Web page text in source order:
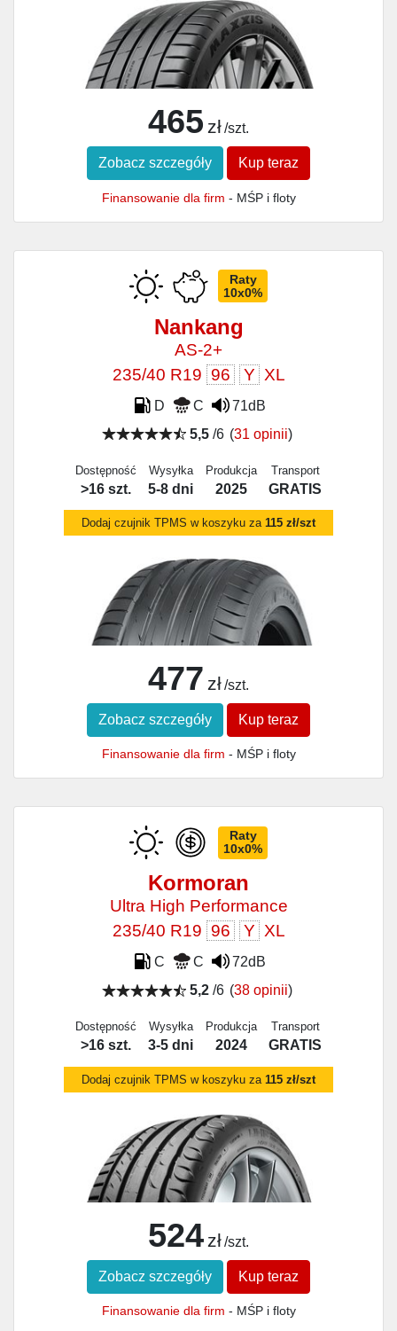
465 zł /szt.
Zobacz szczegóły Kup teraz
Finansowanie dla firm - MŚP i floty
Raty
10x0%
Nankang
AS-2+
235/40 R19 96 Y XL
D C
71dB
5,5/6 (31 opinii)
Dostępność
>16 szt.
Wysyłka
5-8 dni
Produkcja
2025
Transport
GRATIS
Dodaj czujnik TPMS w koszyku za 115 zł/szt
477 zł /szt.
Zobacz szczegóły Kup teraz
Finansowanie dla firm - MŚP i floty
Raty
10x0%
Kormoran
Ultra High Performance
235/40 R19 96 Y XL
C C
72dB
5,2/6 (38 opinii)
Dostępność
>16 szt.
Wysyłka
3-5 dni
Produkcja
2024
Transport
GRATIS
Dodaj czujnik TPMS w koszyku za 115 zł/szt
524 zł /szt.
Zobacz szczegóły Kup teraz
Finansowanie dla firm - MŚP i floty